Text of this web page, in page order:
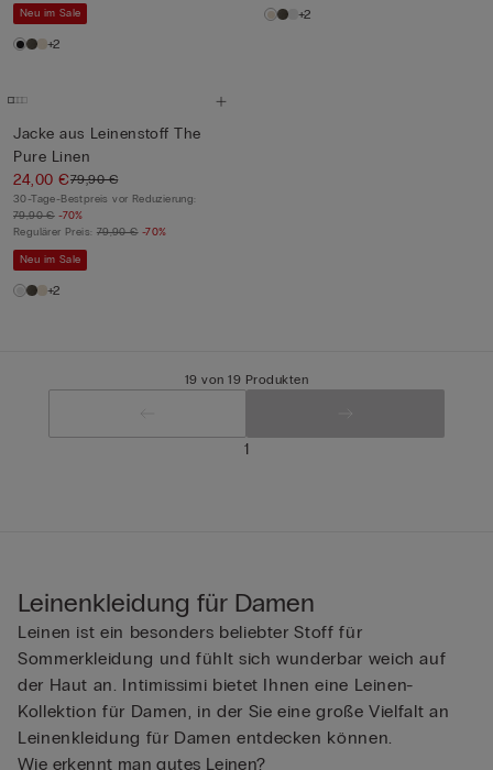
Neu im Sale
+2
+2
Jacke aus Leinenstoff The
Pure Linen
24,00 €79,90 €
30-Tage-Bestpreis vor Reduzierung:
79,90 € -70%
Regulärer Preis: 79,90 € -70%
Neu im Sale
+2
19 von 19 Produkten
1
Leinenkleidung für Damen
Leinen ist ein besonders beliebter Stoff für
Sommerkleidung und fühlt sich wunderbar weich auf
der Haut an. Intimissimi bietet Ihnen eine Leinen-
Kollektion für Damen, in der Sie eine große Vielfalt an
Leinenkleidung für Damen entdecken können.
Wie erkennt man gutes Leinen?